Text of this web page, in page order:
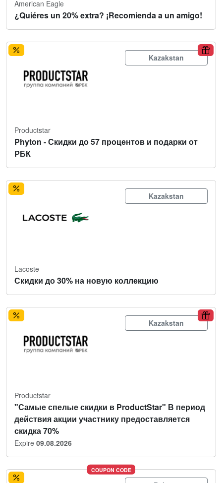
American Eagle
¿Quiéres un 20% extra? ¡Recomienda a un amigo!
Kazakstan
Productstar
Phyton - Скидки до 57 процентов и подарки от
РБК
Kazakstan
Lacoste
Скидки до 30% на новую коллекцию
Kazakstan
Productstar
"Самые спелые скидки в ProductStar" В период
действия акции участнику предоставляется
скидка 70%
Expire 09.08.2026
COUPON CODE